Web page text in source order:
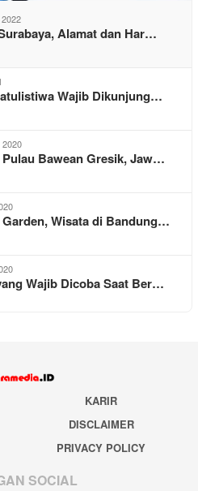
Alamat dan Har…
Wajib Dikunjung…
2020
Bawean Gresik, Jaw…
Wisata di Bandung…
Wajib Dicoba Saat Ber…
KARIR
DISCLAIMER
PRIVACY POLICY
SOCIAL